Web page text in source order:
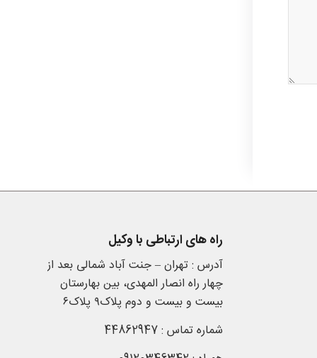
راه های ارتباطی با وکیل
آدرس : تهران – جنت آباد شمالی بعد از
چهار راه انصار المهدی، بین بهارستان
بیست و بیست و دوم پلاک۹ پلاک۶
شماره تماس : 44862947